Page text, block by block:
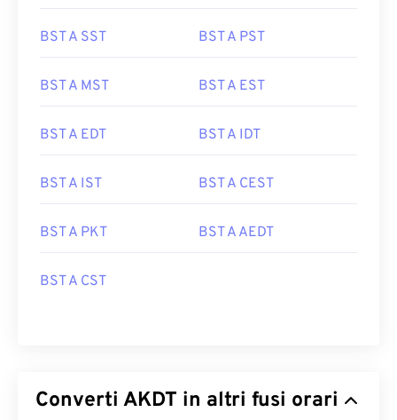
BST A SST BST A PST
BST A MST BST A EST
BST A EDT BST A IDT
BST A IST BST A CEST
BST A PKT BST A AEDT
BST A CST
Converti AKDT in altri fusi orari